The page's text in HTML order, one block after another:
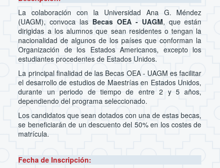
La colaboración con la Universidad Ana G. Méndez
(UAGM), convoca las Becas OEA - UAGM, que están
dirigidas a los alumnos que sean residentes o tengan la
nacionalidad de algunos de los países que conforman la
Organización de los Estados Americanos, excepto los
estudiantes procedentes de Estados Unidos.
La principal finalidad de las Becas OEA - UAGM es facilitar
el desarrollo de estudios de Maestrías en Estados Unidos,
durante un periodo de tiempo de entre 2 y 5 años,
dependiendo del programa seleccionado.
Los candidatos que sean dotados con una de estas becas,
se beneficiarán de un descuento del 50% en los costes de
matrícula.
Fecha de Inscripción: